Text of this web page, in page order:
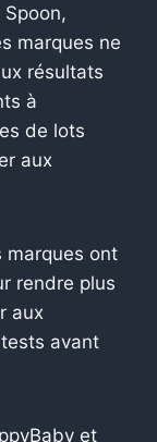
marques ne
résultats
à
de lots
aux
marques ont
rendre plus
aux
avant
et